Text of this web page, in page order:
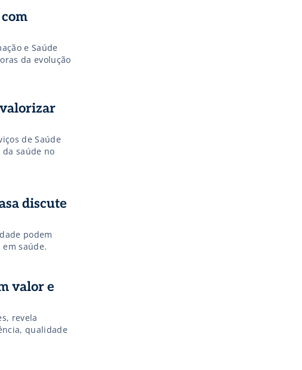
e Saúde
da evolução
valorizar
de Saúde
saúde no
discute
podem
saúde.
valor e
revela
qualidade